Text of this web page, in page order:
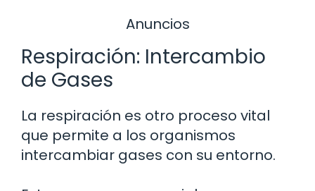
Anuncios
Respiración: Intercambio
de Gases
La respiración es otro proceso vital
que permite a los organismos
intercambiar gases con su entorno.